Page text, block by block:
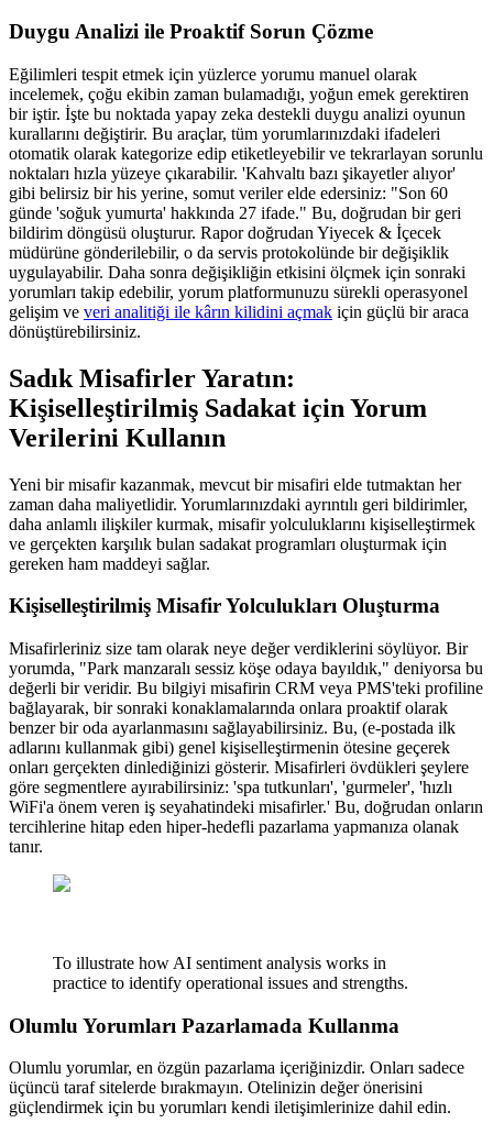
Duygu Analizi ile Proaktif Sorun Çözme
Eğilimleri tespit etmek için yüzlerce yorumu manuel olarak
incelemek, çoğu ekibin zaman bulamadığı, yoğun emek gerektiren
bir iştir. İşte bu noktada yapay zeka destekli duygu analizi oyunun
kurallarını değiştirir. Bu araçlar, tüm yorumlarınızdaki ifadeleri
otomatik olarak kategorize edip etiketleyebilir ve tekrarlayan sorunlu
noktaları hızla yüzeye çıkarabilir. 'Kahvaltı bazı şikayetler alıyor'
gibi belirsiz bir his yerine, somut veriler elde edersiniz: "Son 60
günde 'soğuk yumurta' hakkında 27 ifade." Bu, doğrudan bir geri
bildirim döngüsü oluşturur. Rapor doğrudan Yiyecek & İçecek
müdürüne gönderilebilir, o da servis protokolünde bir değişiklik
uygulayabilir. Daha sonra değişikliğin etkisini ölçmek için sonraki
yorumları takip edebilir, yorum platformunuzu sürekli operasyonel
gelişim ve veri analitiği ile kârın kilidini açmak için güçlü bir araca
dönüştürebilirsiniz.
Sadık Misafirler Yaratın:
Kişiselleştirilmiş Sadakat için Yorum
Verilerini Kullanın
Yeni bir misafir kazanmak, mevcut bir misafiri elde tutmaktan her
zaman daha maliyetlidir. Yorumlarınızdaki ayrıntılı geri bildirimler,
daha anlamlı ilişkiler kurmak, misafir yolculuklarını kişiselleştirmek
ve gerçekten karşılık bulan sadakat programları oluşturmak için
gereken ham maddeyi sağlar.
Kişiselleştirilmiş Misafir Yolculukları Oluşturma
Misafirleriniz size tam olarak neye değer verdiklerini söylüyor. Bir
yorumda, "Park manzaralı sessiz köşe odaya bayıldık," deniyorsa bu
değerli bir veridir. Bu bilgiyi misafirin CRM veya PMS'teki profiline
bağlayarak, bir sonraki konaklamalarında onlara proaktif olarak
benzer bir oda ayarlanmasını sağlayabilirsiniz. Bu, (e-postada ilk
adlarını kullanmak gibi) genel kişiselleştirmenin ötesine geçerek
onları gerçekten dinlediğinizi gösterir. Misafirleri övdükleri şeylere
göre segmentlere ayırabilirsiniz: 'spa tutkunları', 'gurmeler', 'hızlı
WiFi'a önem veren iş seyahatindeki misafirler.' Bu, doğrudan onların
tercihlerine hitap eden hiper-hedefli pazarlama yapmanıza olanak
tanır.
To illustrate how AI sentiment analysis works in
practice to identify operational issues and strengths.
Olumlu Yorumları Pazarlamada Kullanma
Olumlu yorumlar, en özgün pazarlama içeriğinizdir. Onları sadece
üçüncü taraf sitelerde bırakmayın. Otelinizin değer önerisini
güçlendirmek için bu yorumları kendi iletişimlerinize dahil edin.